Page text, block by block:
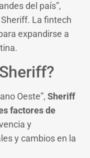
del país”,
Sheriff. La fintech
expandirse a
Oeste”, Sheriff
factores de
y
y cambios en la